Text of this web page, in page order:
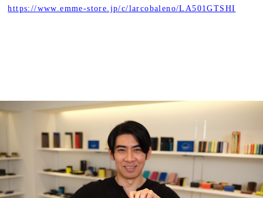
https://www.emme-store.jp/c/larcobaleno/LA501GTSHI